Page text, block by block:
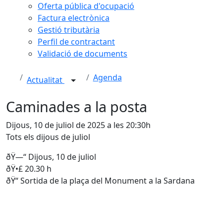
Oferta pública d'ocupació
Factura electrònica
Gestió tributària
Perfil de contractant
Validació de documents
Actualitat Agenda
Caminades a la posta
Dijous, 10 de juliol de 2025 a les 20:30h
Tots els dijous de juliol
ðŸ—“️ Dijous, 10 de juliol
ðŸ•£ 20.30 h
ðŸ“ Sortida de la plaça del Monument a la Sardana